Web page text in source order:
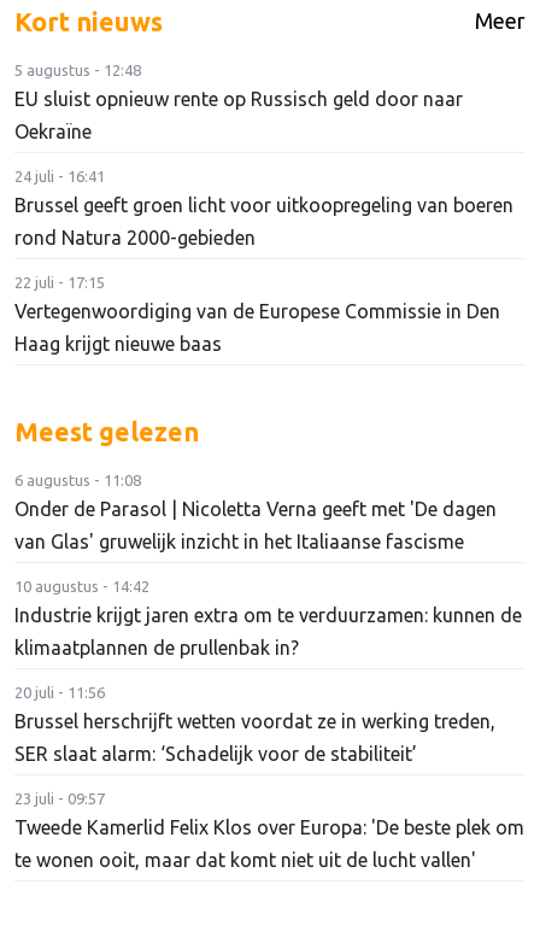
Kort nieuws Meer
5 augustus - 12:48
EU sluist opnieuw rente op Russisch geld door naar
Oekraïne
24 juli - 16:41
Brussel geeft groen licht voor uitkoopregeling van boeren
rond Natura 2000-gebieden
22 juli - 17:15
Vertegenwoordiging van de Europese Commissie in Den
Haag krijgt nieuwe baas
Meest gelezen
6 augustus - 11:08
Onder de Parasol | Nicoletta Verna geeft met 'De dagen
van Glas' gruwelijk inzicht in het Italiaanse fascisme
10 augustus - 14:42
Industrie krijgt jaren extra om te verduurzamen: kunnen de
klimaatplannen de prullenbak in?
20 juli - 11:56
Brussel herschrijft wetten voordat ze in werking treden,
SER slaat alarm: ‘Schadelijk voor de stabiliteit’
23 juli - 09:57
Tweede Kamerlid Felix Klos over Europa: 'De beste plek om
te wonen ooit, maar dat komt niet uit de lucht vallen'